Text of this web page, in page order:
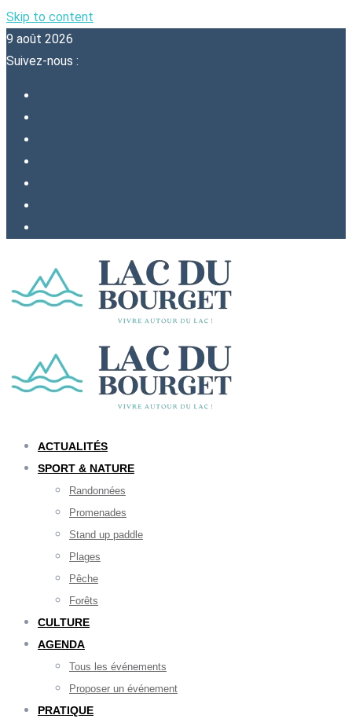
Skip to content
9 août 2026
Suivez-nous :
ACTUALITÉS
SPORT & NATURE
Randonnées
Promenades
Stand up paddle
Plages
Pêche
Forêts
CULTURE
AGENDA
Tous les événements
Proposer un événement
PRATIQUE